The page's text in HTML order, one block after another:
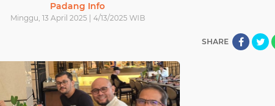
Padang Info
Minggu, 13 April 2025 | 4/13/2025 WIB
SHARE